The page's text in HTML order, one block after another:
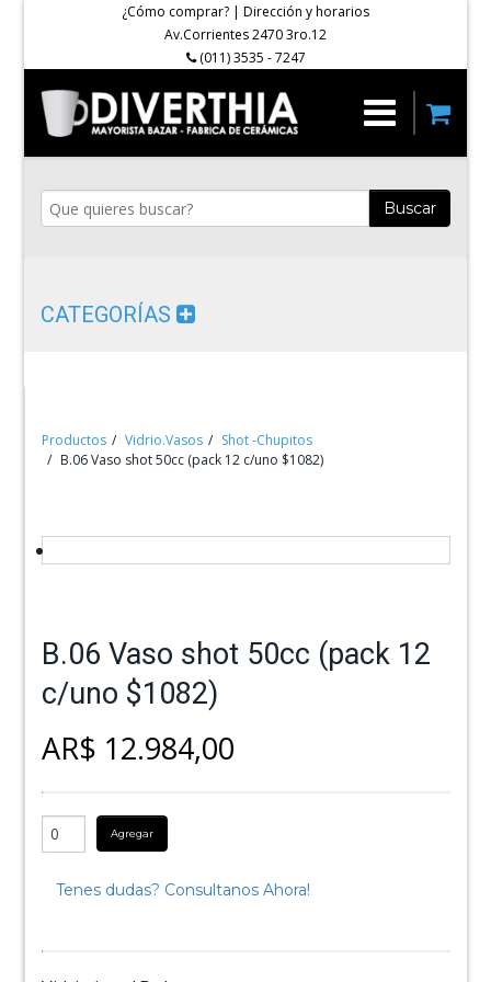
¿Cómo comprar? | Dirección y horarios
Av.Corrientes 2470 3ro.12
(011) 3535 - 7247
Buscar
CATEGORÍAS
Productos Vidrio.Vasos
Shot -Chupitos
B.06 Vaso shot 50cc (pack 12 c/uno $1082)
B.06 Vaso shot 50cc (pack 12
c/uno $1082)
AR$ 12.984,00
Agregar
Tenes dudas? Consultanos Ahora!